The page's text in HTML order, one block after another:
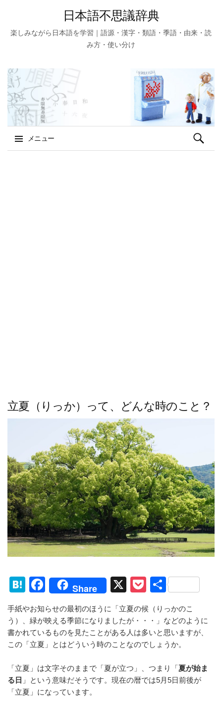
日本語不思議辞典
楽しみながら日本語を学習｜語源・漢字・類語・季語・由来・読
み方・使い分け
メニュー
検
索:
立夏（りっか）って、どんな時のこと？
H
e
n
a
F
c
e
b
o
o
k
Share X
P
ck
et
共
手紙やお知らせの最初のほうに「立夏の候（りっかのこ
う）、緑が映える季節になりましたが・・・」などのように
書かれているものを見たことがある人は多いと思いますが、
この「立夏」とはどういう時のことなのでしょうか。
「立夏」は文字そのままで「夏が立つ」、つまり「夏が始ま
る日 」という意味だそうです。現在の暦では5月5日前後が
「立夏」になっています。